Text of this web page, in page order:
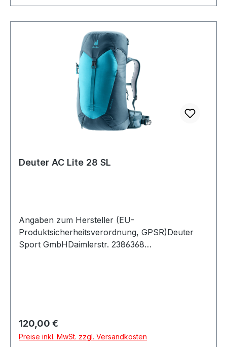
Deuter AC Lite 28 SL
Angaben zum Hersteller (EU-
Produktsicherheitsverordnung, GPSR)Deuter
Sport GmbHDaimlerstr. 2386368
Regulärer Preis:
120,00 €
Preise inkl. MwSt. zzgl. Versandkosten